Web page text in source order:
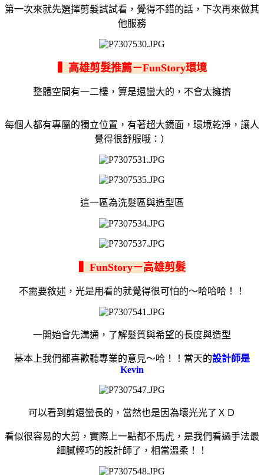
第一次來就先選擇剪髮試試看，覺得不錯的話，下次再來做其
他服務
▍高雄剪髮推薦－FunStory環境
整體空間有一二樓，算是還蠻大的，不會太擁擠
每個人都有專屬的獨立位置，有著超大鏡面，環境乾淨，讓人
覺得很舒服哦：）
這一區為洗髮區與造型區
▍FunStory－高雄剪髮
不需要敘述，光是用看的就覺得很可怕的～哈哈哈！！
一開始會先溝通，了解髮質與希望的長度與造型
基本上我們都喜歡聽專業的意見～哈！！當天的設計師是
Kevin
可以看到剪還蠻長的，當然也是因為壞光光了ＸＤ
看似很容易的大剪，實際上一點都不馬虎，是我們看過手法最
細膩輕巧的設計師了，相當溫柔！！